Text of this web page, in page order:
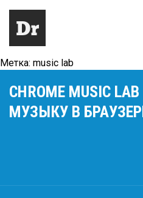
Метка: music lab
CHROME MUSIC
МУЗЫКУ В